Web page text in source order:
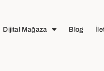
Dijital Mağaza Blog